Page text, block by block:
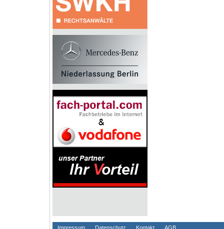
Impressum Datenschutz Kontakt AGB